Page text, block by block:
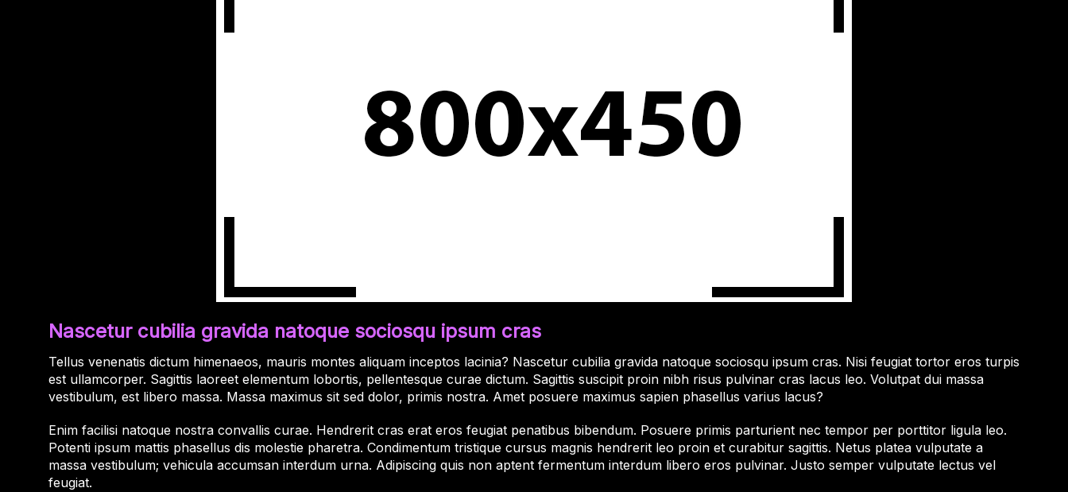
Nascetur cubilia gravida natoque sociosqu ipsum cras
Tellus venenatis dictum himenaeos, mauris montes aliquam inceptos lacinia? Nascetur cubilia gravida natoque sociosqu ipsum cras. Nisi feugiat tortor eros turpis
est ullamcorper. Sagittis laoreet elementum lobortis, pellentesque curae dictum. Sagittis suscipit proin nibh risus pulvinar cras lacus leo. Volutpat dui massa
vestibulum, est libero massa. Massa maximus sit sed dolor, primis nostra. Amet posuere maximus sapien phasellus varius lacus?
Enim facilisi natoque nostra convallis curae. Hendrerit cras erat eros feugiat penatibus bibendum. Posuere primis parturient nec tempor per porttitor ligula leo.
Potenti ipsum mattis phasellus dis molestie pharetra. Condimentum tristique cursus magnis hendrerit leo proin et curabitur sagittis. Netus platea vulputate a
massa vestibulum; vehicula accumsan interdum urna. Adipiscing quis non aptent fermentum interdum libero eros pulvinar. Justo semper vulputate lectus vel
feugiat.